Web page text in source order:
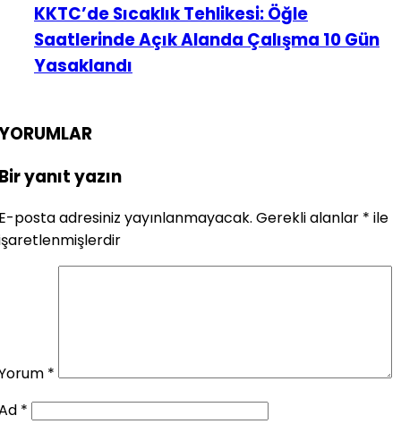
KKTC’de Sıcaklık Tehlikesi: Öğle
Saatlerinde Açık Alanda Çalışma 10 Gün
Yasaklandı
yanıt yazın
posta adresiniz yayınlanmayacak. Gerekli alanlar * ile
*
*